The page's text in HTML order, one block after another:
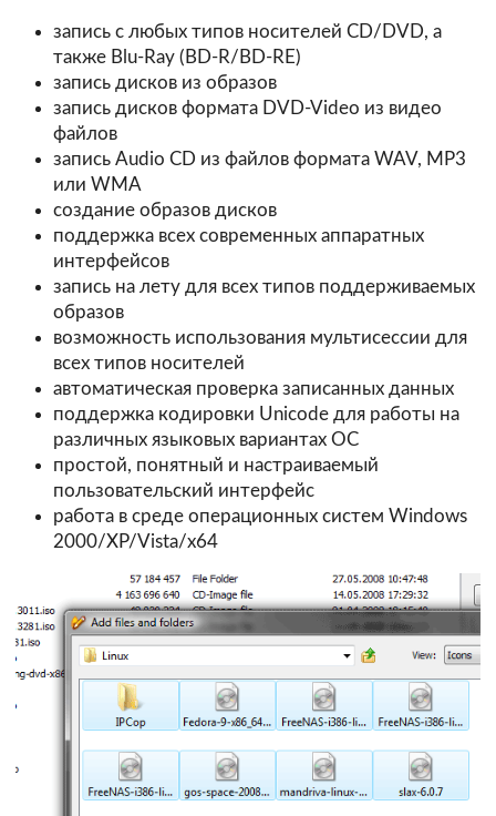
запись с любых типов носителей CD/DVD, а
также Blu-Ray (BD-R/BD-RE)
запись дисков из образов
запись дисков формата DVD-Video из видео
файлов
запись Audio CD из файлов формата WAV, MP3
или WMA
создание образов дисков
поддержка всех современных аппаратных
интерфейсов
запись на лету для всех типов поддерживаемых
образов
возможность использования мультисессии для
всех типов носителей
автоматическая проверка записанных данных
поддержка кодировки Unicode для работы на
различных языковых вариантах ОС
простой, понятный и настраиваемый
пользовательский интерфейс
работа в среде операционных систем Windows
2000/XP/Vista/х64